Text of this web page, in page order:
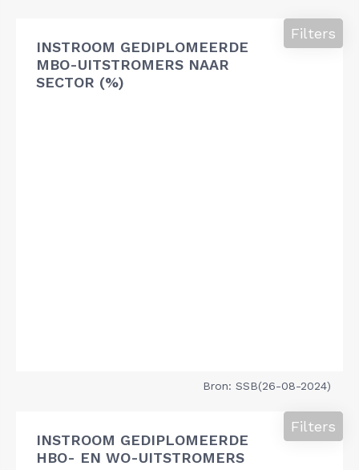
INSTROOM GEDIPLOMEERDE
MBO-UITSTROMERS NAAR
SECTOR (%)
Filters
Bron: SSB(26-08-2024)
INSTROOM GEDIPLOMEERDE
HBO- EN WO-UITSTROMERS
Filters